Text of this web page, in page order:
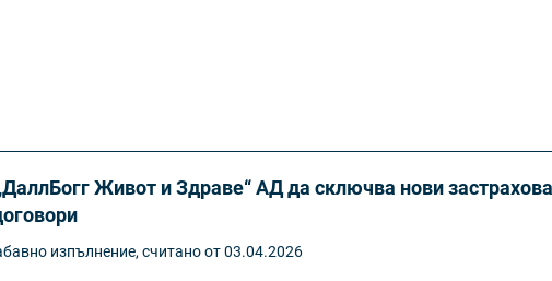
Живот и Здраве“ АД да сключва нови
изпълнение, считано от 03.04.2026